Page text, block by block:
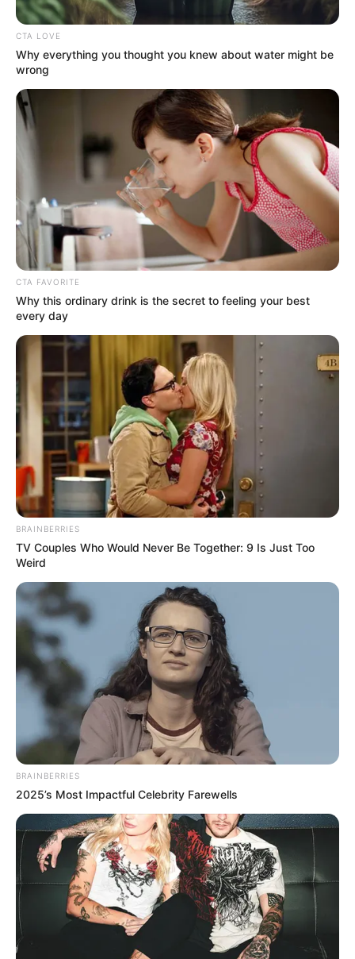
Megmutatta az édesanyját
Magyar Péter. Nem fogsz hinni a
szemednek, ha meglátod 👇
𝐊𝐞́𝐩𝐞𝐤 𝐚 𝐡𝐨𝐳𝐳𝐚́𝐬𝐳𝐨́𝐥𝐚́𝐬𝐨𝐤𝐧𝐚́𝐥!
bySzerző • April 19, 2026
Ki Magyar Péter édesanyja? Dr.
Erőss Mónika egy jogászdinasztia
öröksége és az értékek
továbbadása
A családi háttér, amely sok
mindent megmagyaráz
CTA LOVE
Why everything you thought you knew about water might be
wrong
CTA FAVORITE
Why this ordinary drink is the secret to feeling your best
every day
BRAINBERRIES
TV Couples Who Would Never Be Together: 9 Is Just Too
Weird
BRAINBERRIES
2025’s Most Impactful Celebrity Farewells